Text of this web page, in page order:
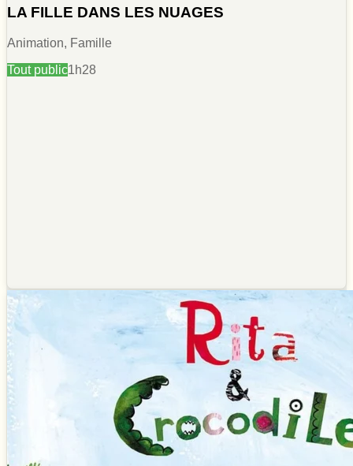
LA FILLE DANS LES NUAGES
Animation, Famille
Tout public1h28